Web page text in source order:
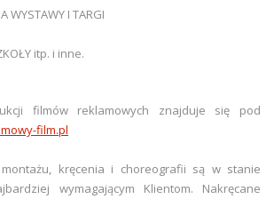
WYSTAWY I TARGI
itp. i inne.
filmów reklamowych znajduje się pod
film.pl
kręcenia i choreografii są w stanie
wymagającym Klientom. Nakręcane